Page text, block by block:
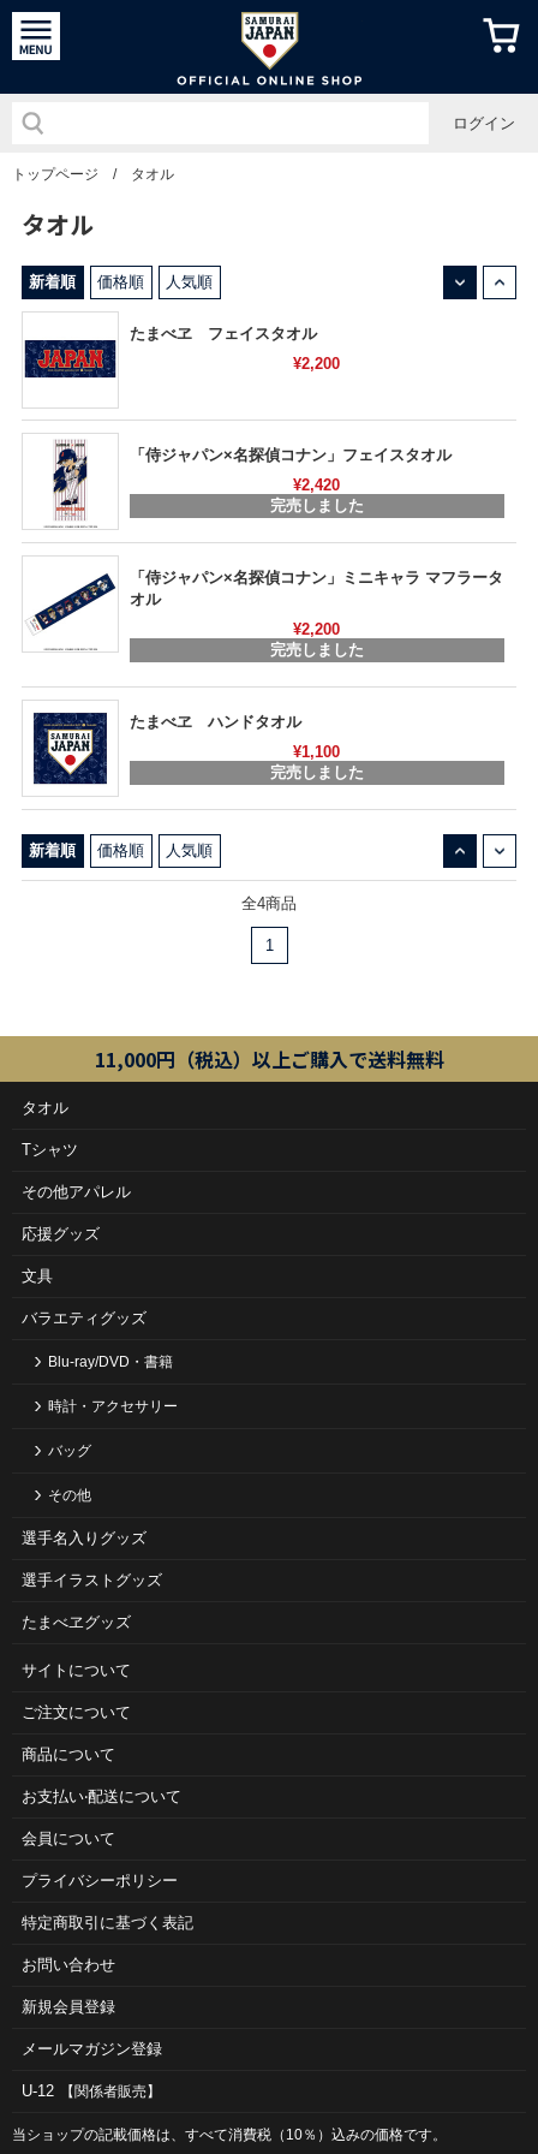
侍ジャパ
ログイン
トップページ / タオル
タオル
新着順 価格順 人気順
たまべヱ フェイスタオル
¥2,200
「侍ジャパン×名探偵コナン」フェイスタオル
¥2,420
完売しました
「侍ジャパン×名探偵コナン」ミニキャラ マフラータ
オル
¥2,200
完売しました
たまべヱ ハンドタオル
¥1,100
完売しました
新着順 価格順 人気順
全4商品
1
11,000円（税込）以上ご購入で送料無料
タオル
Tシャツ
その他アパレル
応援グッズ
文具
バラエティグッズ
Blu-ray/DVD・書籍
時計・アクセサリー
バッグ
その他
選手名入りグッズ
選手イラストグッズ
たまべヱグッズ
サイトについて
ご注⽂について
商品について
お⽀払い‧配送について
会員について
プライバシーポリシー
特定商取引に基づく表記
お問い合わせ
新規会員登録
メールマガジン登録
U-12 【関係者販売】
当ショップの記載価格は、すべて消費税（10％）込みの価格です。